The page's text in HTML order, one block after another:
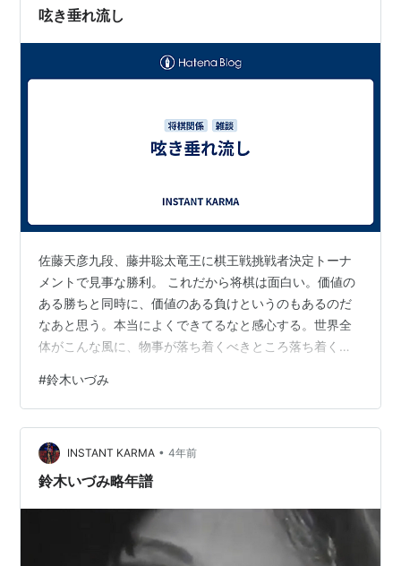
呟き垂れ流し
佐藤天彦九段、藤井聡太竜王に棋王戦挑戦者決定トーナ
メントで見事な勝利。 これだから将棋は面白い。価値の
ある勝ちと同時に、価値のある負けというのもあるのだ
なあと思う。本当によくできてるなと感心する。世界全
体がこんな風に、物事が落ち着くべきところ落ち着く、
×阿部薫 ラブ・オブ・スピード」（文遊社） 騒 恵美子
「ライブ・アット 騒 (GAYA) ─ 阿部薫、鈴木いづみ、フ
リージャズメンとの日々 ─」（DU BOOKS） 読む。 芥正
彦というのは、「三島由紀夫VS全共闘」のビデオを見た
ときには、ダメな全共闘世代の代表選手のように思えて
#鈴木いづみ
INSTANT KARMA • 4年前
鈴木いづみ略年譜